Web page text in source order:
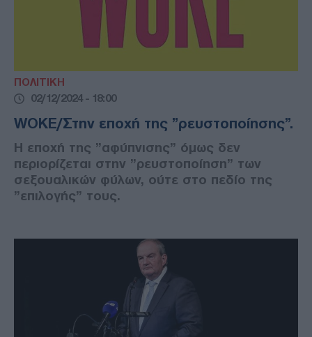
ΠΟΛΙΤΙΚΗ
02/12/2024 - 18:00
WOKE/Στην εποχή της ”ρευστοποίησης”.
Η εποχή της ”αφύπνισης” όμως δεν
περιορίζεται στην ”ρευστοποίηση” των
σεξουαλικών φύλων, ούτε στο πεδίο της
”επιλογής” τους.